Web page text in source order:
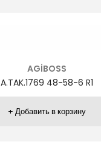
AGİBOSS
A.TAK.1235 50-60-6 R2